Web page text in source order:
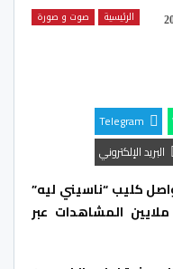
الرئيسية صوت و صورة
Telegram
البريد الإلكتروني
كليب “ناسيني ليه”
المشاهدات عبر